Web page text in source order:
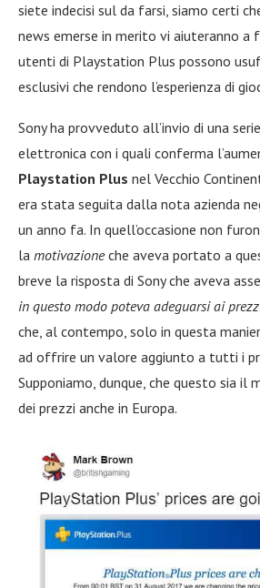
siete indecisi sul da farsi, siamo certi
news emerse in merito vi aiuteranno a
utenti di Playstation Plus possono
esclusivi che rendono l’esperienza di
Sony ha provveduto all’invio di una
elettronica con i quali conferma
Playstation Plus nel Vecchio
era stata seguita dalla nota azienda
un anno fa. In quell’occasione non
la motivazioneche aveva portato a
breve la risposta di Sony che aveva
in questo modo poteva adeguarsi ai
che, al contempo, solo in questa
ad offrire un valore aggiunto a tutti i
Supponiamo, dunque, che questo sia il
dei prezzi anche in Europa.